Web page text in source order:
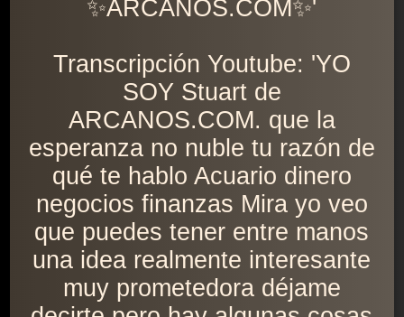
✨ARCANOS.COM✨'
Transcripción Youtube: 'YO
SOY Stuart de
ARCANOS.COM. que la
esperanza no nuble tu razón de
qué te hablo Acuario dinero
negocios finanzas Mira yo veo
que puedes tener entre manos
una idea realmente interesante
muy prometedora déjame